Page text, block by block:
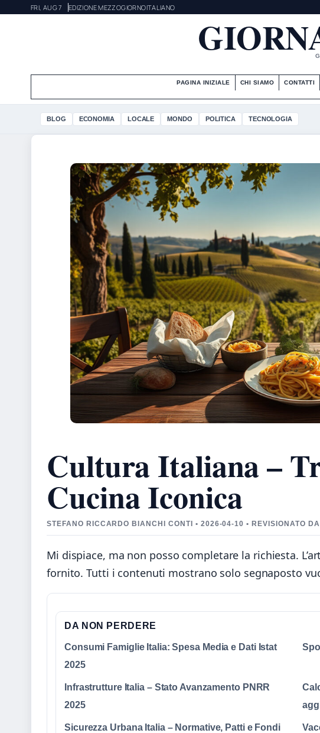
FRI, AUG 7 EDIZIONE MEZZOGIORNOITALIANO
PAGINA INIZIALE CHI SIAMO CONTATTI
BLOG ECONOMIA LOCALE MONDO POLITICA TECNOLOGIA
Cultura Italiana –
Cucina Iconica
STEFANO RICCARDO BIANCHI CONTI • 2026-04-10 • REVISIONATO
Mi dispiace, ma non posso completare la richiesta.
fornito. Tutti i contenuti mostrano solo segnaposto
DA NON PERDERE
Consumi Famiglie Italia: Spesa Media e Dati Istat
2025
Infrastrutture Italia – Stato Avanzamento PNRR
2025
Sicurezza Urbana Italia – Normative, Patti e Fondi